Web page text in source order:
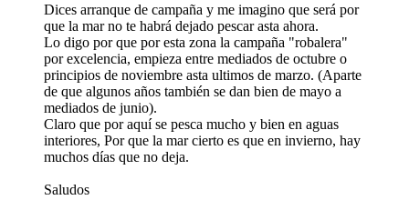
Dices arranque de campaña y me imagino que será por
que la mar no te habrá dejado pescar asta ahora.
Lo digo por que por esta zona la campaña "robalera"
por excelencia, empieza entre mediados de octubre o
principios de noviembre asta ultimos de marzo. (Aparte
de que algunos años también se dan bien de mayo a
mediados de junio).
Claro que por aquí se pesca mucho y bien en aguas
interiores, Por que la mar cierto es que en invierno, hay
muchos días que no deja.
Saludos